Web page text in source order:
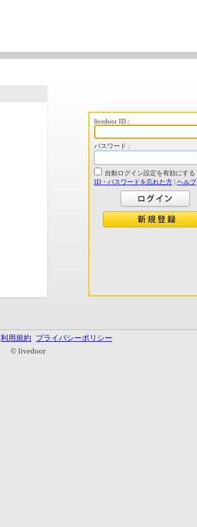
livedoor ID :
パスワード :
自動ログイン設定を有効にする
ID・パスワードを忘れた方| ヘルプ
利用規約
プライバシーポリシー
© livedoor